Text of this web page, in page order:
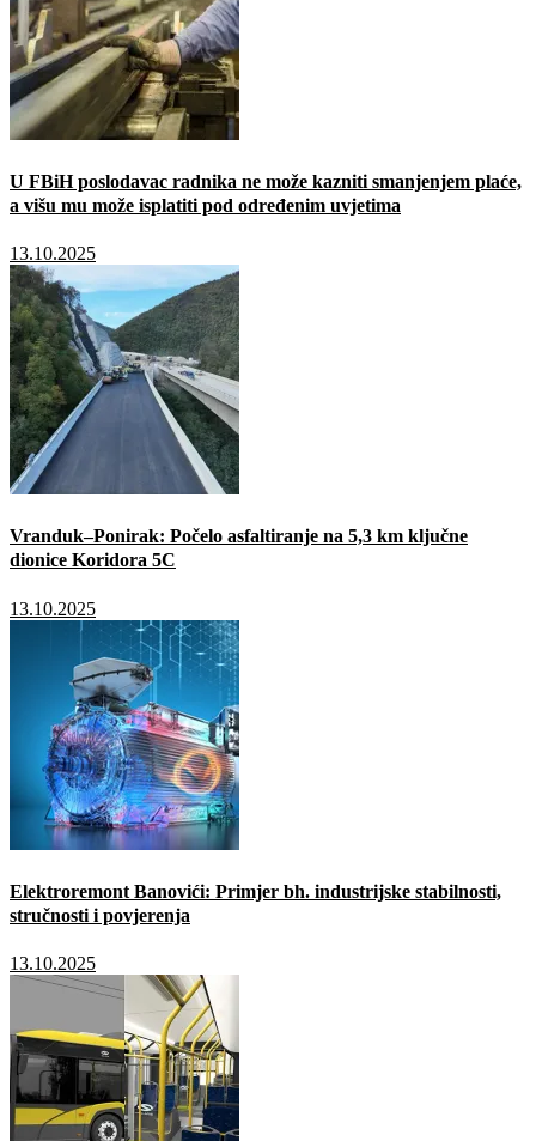
U FBiH poslodavac radnika ne može kazniti smanjenjem plaće,
a višu mu može isplatiti pod određenim uvjetima
13.10.2025
Vranduk–Ponirak: Počelo asfaltiranje na 5,3 km ključne
dionice Koridora 5C
13.10.2025
Elektroremont Banovići: Primjer bh. industrijske stabilnosti,
stručnosti i povjerenja
13.10.2025